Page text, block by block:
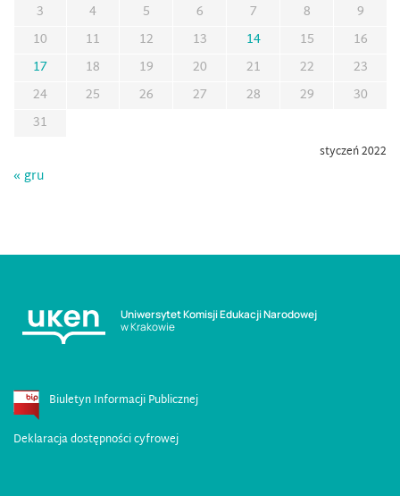
styczeń 2022
3
4 5 6 7 8
9
10
11 12 13 14 15
16
17
18 19 20 21 22
23
24
25 26 27 28 29
30
31
« gru
Uniwersytet Komisji Edukacji Narodowej
w Krakowie
Biuletyn Informacji Publicznej
Deklaracja dostępności cyfrowej